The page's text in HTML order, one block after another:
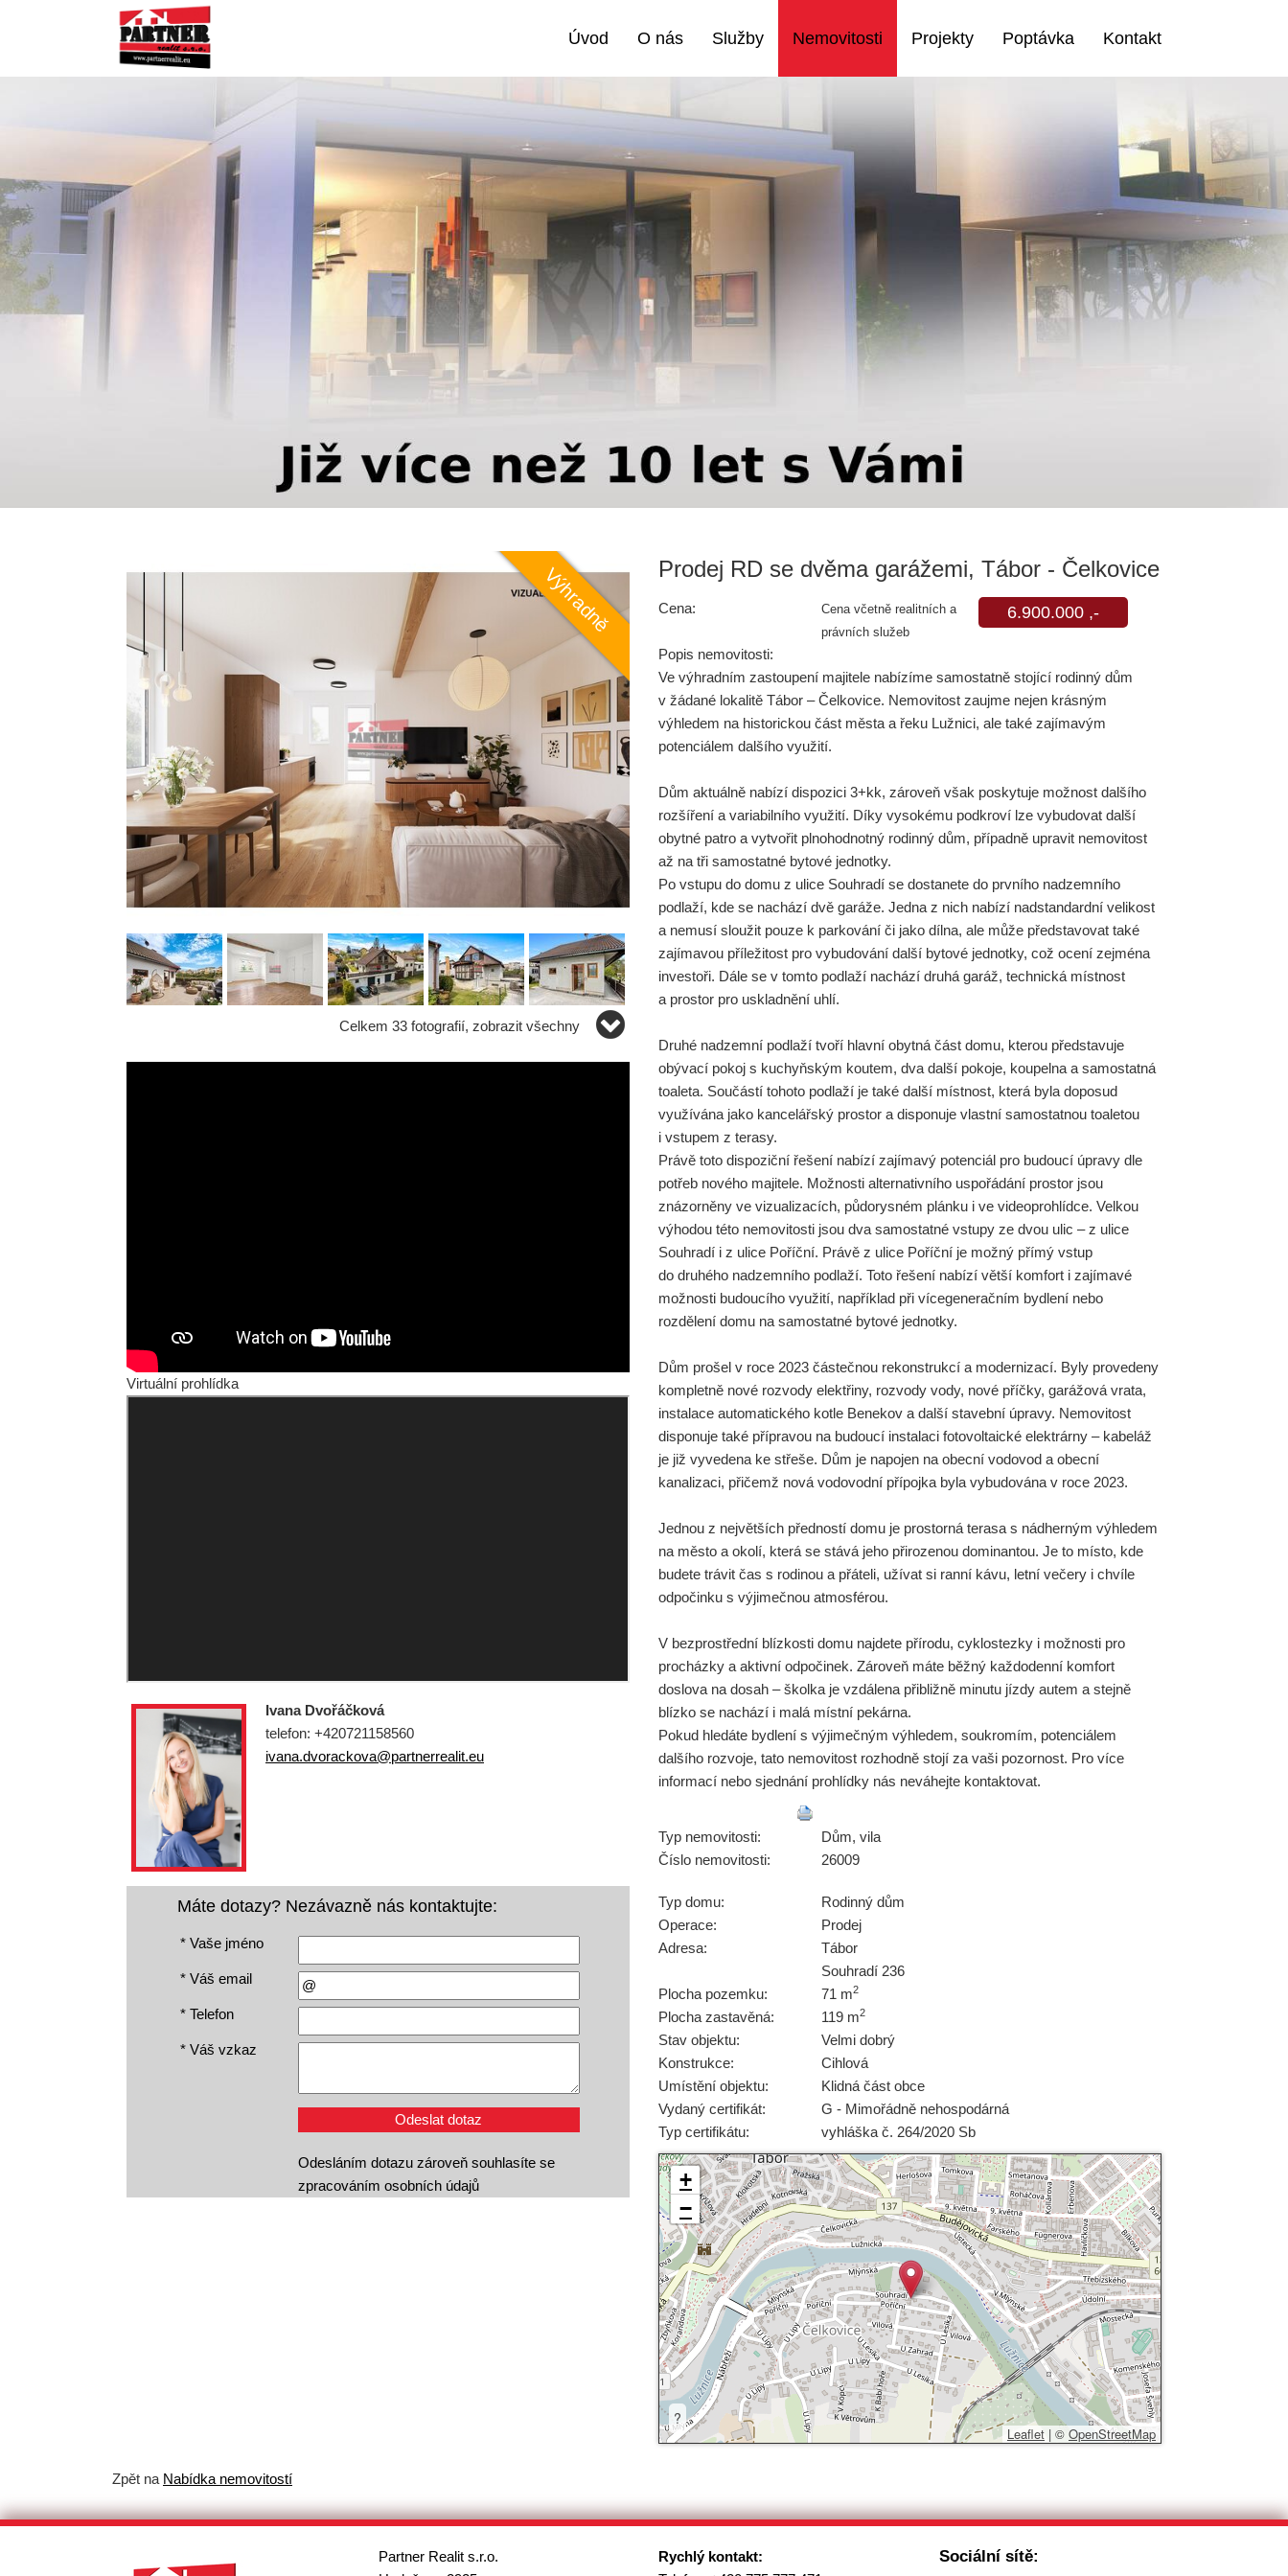
Úvod O nás Služby Nemovitosti Projekty Poptávka Kontakt
Celkem 33 fotografií, zobrazit všechny
Virtuální prohlídka
Ivana Dvořáčková
telefon: +420721158560
ivana.dvorackova@partnerrealit.eu
Máte dotazy? Nezávazně nás kontaktujte:
*Vaše jméno
*Váš email
*Telefon
*Váš vzkaz
Odesláním dotazu zároveň souhlasíte se
zpracováním osobních údajů
Prodej RD se dvěma garážemi, Tábor - Čelkovice
Cena: 6.900.000 ,-
Cena včetně realitních a
právních služeb
Popis nemovitosti:
Ve výhradním zastoupení majitele nabízíme samostatně stojící rodinný dům
v žádané lokalitě Tábor – Čelkovice. Nemovitost zaujme nejen krásným
výhledem na historickou část města a řeku Lužnici, ale také zajímavým
potenciálem dalšího využití.
Dům aktuálně nabízí dispozici 3+kk, zároveň však poskytuje možnost dalšího
rozšíření a variabilního využití. Díky vysokému podkroví lze vybudovat další
obytné patro a vytvořit plnohodnotný rodinný dům, případně upravit nemovitost
až na tři samostatné bytové jednotky.
Po vstupu do domu z ulice Souhradí se dostanete do prvního nadzemního
podlaží, kde se nachází dvě garáže. Jedna z nich nabízí nadstandardní velikost
a nemusí sloužit pouze k parkování či jako dílna, ale může představovat také
zajímavou příležitost pro vybudování další bytové jednotky, což ocení zejména
investoři. Dále se v tomto podlaží nachází druhá garáž, technická místnost
a prostor pro uskladnění uhlí.
Druhé nadzemní podlaží tvoří hlavní obytná část domu, kterou představuje
obývací pokoj s kuchyňským koutem, dva další pokoje, koupelna a samostatná
toaleta. Součástí tohoto podlaží je také další místnost, která byla doposud
využívána jako kancelářský prostor a disponuje vlastní samostatnou toaletou
i vstupem z terasy.
Právě toto dispoziční řešení nabízí zajímavý potenciál pro budoucí úpravy dle
potřeb nového majitele. Možnosti alternativního uspořádání prostor jsou
znázorněny ve vizualizacích, půdorysném plánku i ve videoprohlídce. Velkou
výhodou této nemovitosti jsou dva samostatné vstupy ze dvou ulic – z ulice
Souhradí i z ulice Poříční. Právě z ulice Poříční je možný přímý vstup
do druhého nadzemního podlaží. Toto řešení nabízí větší komfort i zajímavé
možnosti budoucího využití, například při vícegeneračním bydlení nebo
rozdělení domu na samostatné bytové jednotky.
Dům prošel v roce 2023 částečnou rekonstrukcí a modernizací. Byly provedeny
kompletně nové rozvody elektřiny, rozvody vody, nové příčky, garážová vrata,
instalace automatického kotle Benekov a další stavební úpravy. Nemovitost
disponuje také přípravou na budoucí instalaci fotovoltaické elektrárny – kabeláž
je již vyvedena ke střeše. Dům je napojen na obecní vodovod a obecní
kanalizaci, přičemž nová vodovodní přípojka byla vybudována v roce 2023.
Jednou z největších předností domu je prostorná terasa s nádherným výhledem
na město a okolí, která se stává jeho přirozenou dominantou. Je to místo, kde
budete trávit čas s rodinou a přáteli, užívat si ranní kávu, letní večery i chvíle
odpočinku s výjimečnou atmosférou.
V bezprostřední blízkosti domu najdete přírodu, cyklostezky i možnosti pro
procházky a aktivní odpočinek. Zároveň máte běžný každodenní komfort
doslova na dosah – školka je vzdálena přibližně minutu jízdy autem a stejně
blízko se nachází i malá místní pekárna.
Pokud hledáte bydlení s výjimečným výhledem, soukromím, potenciálem
dalšího rozvoje, tato nemovitost rozhodně stojí za vaši pozornost. Pro více
informací nebo sjednání prohlídky nás neváhejte kontaktovat.
Typ nemovitosti:
Dům, vila
Číslo nemovitosti:
26009
Typ domu:
Rodinný dům
Operace:
Prodej
Adresa:
Tábor
Souhradí 236
Plocha pozemku:
71 m2
Plocha zastavěná: 119 m2
Stav objektu:
Velmi dobrý
Konstrukce:
Cihlová
Umístění objektu:
Klidná část obce
Vydaný certifikát:
G - Mimořádně nehospodárná
Typ certifikátu:
vyhláška č. 264/2020 Sb
+
−
?
Leaflet | © OpenStreetMap
Zpět na Nabídka nemovitostí
Partner Realit s.r.o.
Rychlý kontakt:
Sociální sítě: